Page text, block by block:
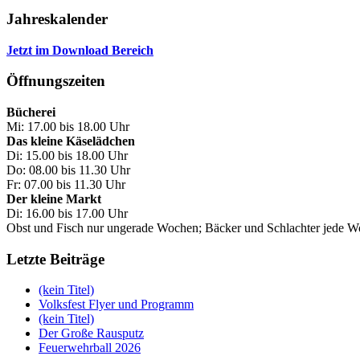
Jahreskalender
Jetzt im Download Bereich
Öffnungszeiten
Bücherei
Mi: 17.00 bis 18.00 Uhr
Das kleine Käselädchen
Di: 15.00 bis 18.00 Uhr
Do: 08.00 bis 11.30 Uhr
Fr: 07.00 bis 11.30 Uhr
Der kleine Markt
Di: 16.00 bis 17.00 Uhr
Obst und Fisch nur ungerade Wochen; Bäcker und Schlachter jede
Letzte Beiträge
(kein Titel)
Volksfest Flyer und Programm
(kein Titel)
Der Große Rausputz
Feuerwehrball 2026